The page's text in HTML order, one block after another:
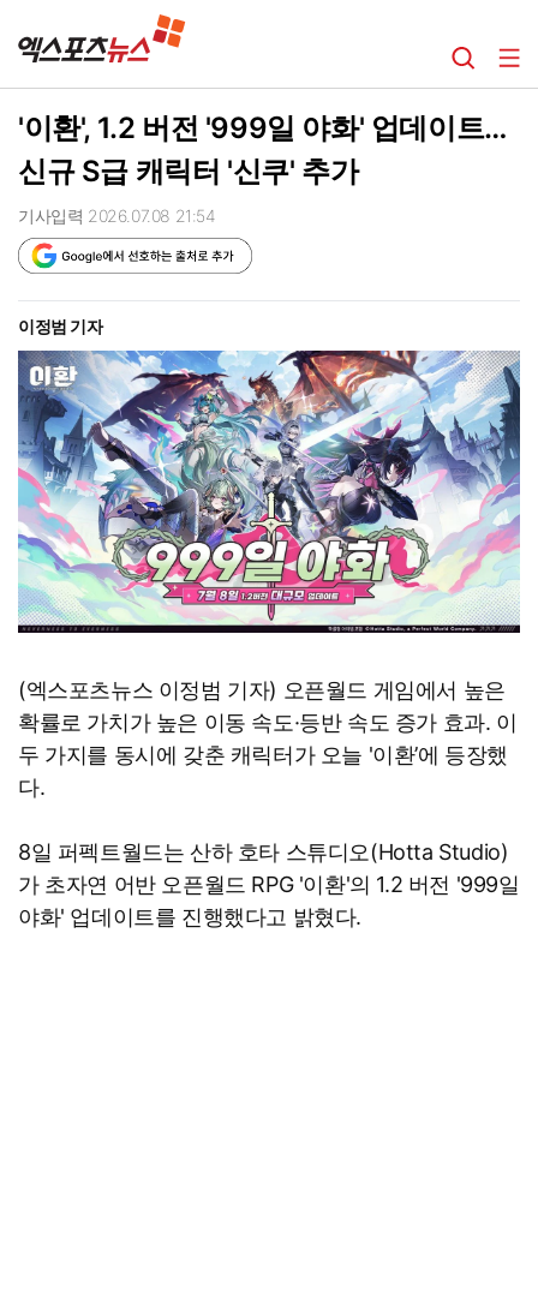
'이환', 1.2 버전 '999일 야화' 업데이트…
신규 S급 캐릭터 '신쿠' 추가
기사입력 2026.07.08 21:54
이정범 기자
(엑스포츠뉴스 이정범 기자) 오픈월드 게임에서 높은
확률로 가치가 높은 이동 속도·등반 속도 증가 효과. 이
두 가지를 동시에 갖춘 캐릭터가 오늘 '이환’에 등장했
다.
8일 퍼펙트월드는 산하 호타 스튜디오(Hotta Studio)
가 초자연 어반 오픈월드 RPG '이환'의 1.2 버전 '999일
야화' 업데이트를 진행했다고 밝혔다.